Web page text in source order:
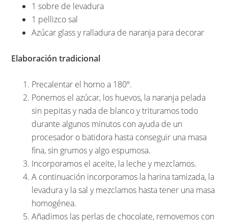
1 sobre de levadura
1 pellizco sal
Azúcar glass y ralladura de naranja para decorar
Elaboración tradicional
Precalentar el horno a 180º.
Ponemos el azúcar, los huevos, la naranja pelada
sin pepitas y nada de blanco y trituramos todo
durante algunos minutos con ayuda de un
procesador o batidora hasta conseguir una masa
fina, sin grumos y algo espumosa.
Incorporamos el aceite, la leche y mezclamos.
A continuación incorporamos la harina tamizada, la
levadura y la sal y mezclamos hasta tener una masa
homogénea.
Añadimos las perlas de chocolate, removemos con